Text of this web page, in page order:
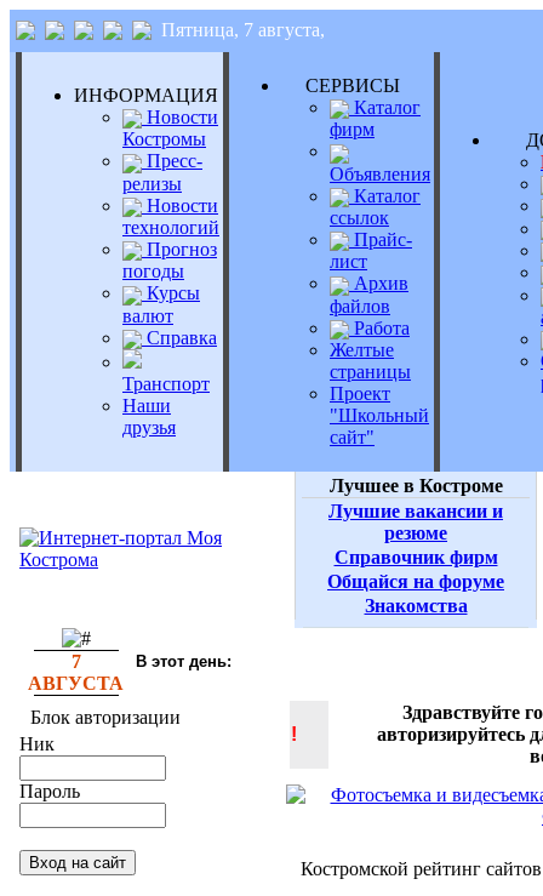
Пятница, 7 августа,
ИНФОРМАЦИЯ
Новости
Костромы
Пресс-
релизы
Новости
технологий
Прогноз
погоды
Курсы
валют
Справка
Транспорт
Наши
друзья
СЕРВИСЫ
Каталог
фирм
Объявления
Каталог
ссылок
Прайс-
лист
Архив
файлов
Работа
Желтые
страницы
Проект
"Школьный
сайт"
Лучшее в Костроме
Лучшие вакансии и
резюме
Справочник фирм
Общайся на форуме
Знакомства
7
АВГУСТА
В этот день:
Блок авторизации
Ник
Пароль
!
Здравствуйте
авторизируйтесь
Костромской рейтинг сайтов